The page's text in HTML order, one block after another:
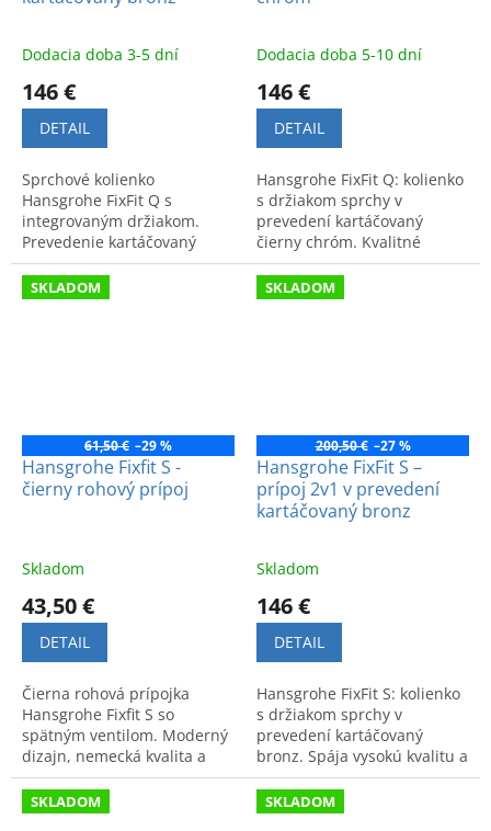
Dodacia doba 3-5 dní
146 €
DETAIL
Sprchové kolienko
Hansgrohe FixFit Q s
integrovaným držiakom.
Prevedenie kartáčovaný
bronz. Elegantný moderný
dizajn a vysoká kvalita pre
vašu kúpeľňu.
Dodacia doba 5-10 dní
146 €
DETAIL
Hansgrohe FixFit Q: kolienko
s držiakom sprchy v
prevedení kartáčovaný
čierny chróm. Kvalitné
spracovanie a moderný
dizajn pre vašu kúpeľňu.
SKLADOM
61,50 € –29 %
Hansgrohe Fixfit S -
čierny rohový prípoj
Skladom
43,50 €
DETAIL
Čierna rohová prípojka
Hansgrohe Fixfit S so
spätným ventilom. Moderný
dizajn, nemecká kvalita a
precízne spracovanie pre
funkčnú kúpeľňu.
SKLADOM
200,50 € –27 %
Hansgrohe FixFit S –
prípoj 2v1 v prevedení
kartáčovaný bronz
Skladom
146 €
DETAIL
Hansgrohe FixFit S: kolienko
s držiakom sprchy v
prevedení kartáčovaný
bronz. Spája vysokú kvalitu a
nadčasový dizajn pre
maximálny komfort pri
sprchovaní.
SKLADOM SKLADOM